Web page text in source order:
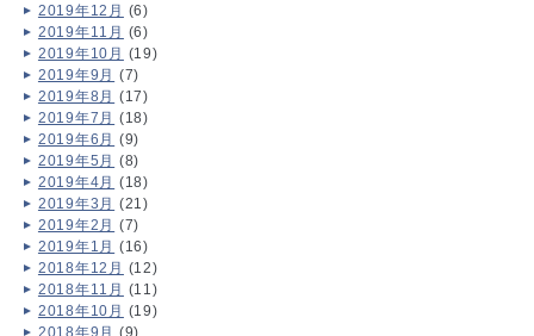
2019年12月 (6)
2019年11月 (6)
2019年10月 (19)
2019年9月 (7)
2019年8月 (17)
2019年7月 (18)
2019年6月 (9)
2019年5月 (8)
2019年4月 (18)
2019年3月 (21)
2019年2月 (7)
2019年1月 (16)
2018年12月 (12)
2018年11月 (11)
2018年10月 (19)
2018年9月 (9)